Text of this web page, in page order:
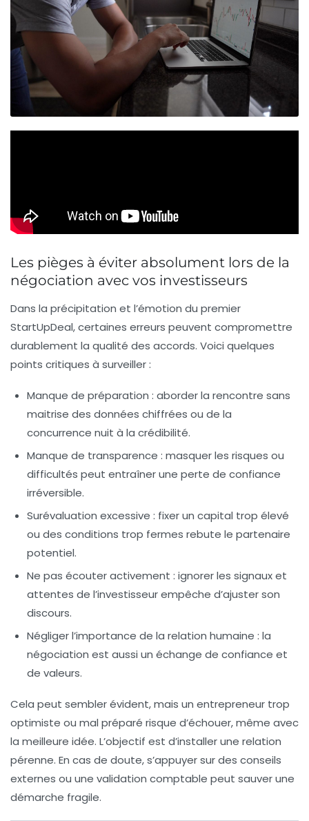
Les pièges à éviter absolument lors de la
négociation avec vos investisseurs
Dans la précipitation et l’émotion du premier
StartUpDeal, certaines erreurs peuvent compromettre
durablement la qualité des accords. Voici quelques
points critiques à surveiller :
Manque de préparation : aborder la rencontre sans
maitrise des données chiffrées ou de la
concurrence nuit à la crédibilité.
Manque de transparence : masquer les risques ou
difficultés peut entraîner une perte de confiance
irréversible.
Surévaluation excessive : fixer un capital trop élevé
ou des conditions trop fermes rebute le partenaire
potentiel.
Ne pas écouter activement : ignorer les signaux et
attentes de l’investisseur empêche d’ajuster son
discours.
Négliger l’importance de la relation humaine : la
négociation est aussi un échange de confiance et
de valeurs.
Cela peut sembler évident, mais un entrepreneur trop
optimiste ou mal préparé risque d’échouer, même avec
la meilleure idée. L’objectif est d’installer une relation
pérenne. En cas de doute, s’appuyer sur des conseils
externes ou une validation comptable peut sauver une
démarche fragile.